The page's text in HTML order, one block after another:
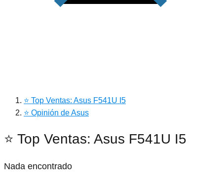
⭐ Top Ventas: Asus F541U I5
⭐ Opinión de Asus
⭐ Top Ventas: Asus F541U I5
Nada encontrado